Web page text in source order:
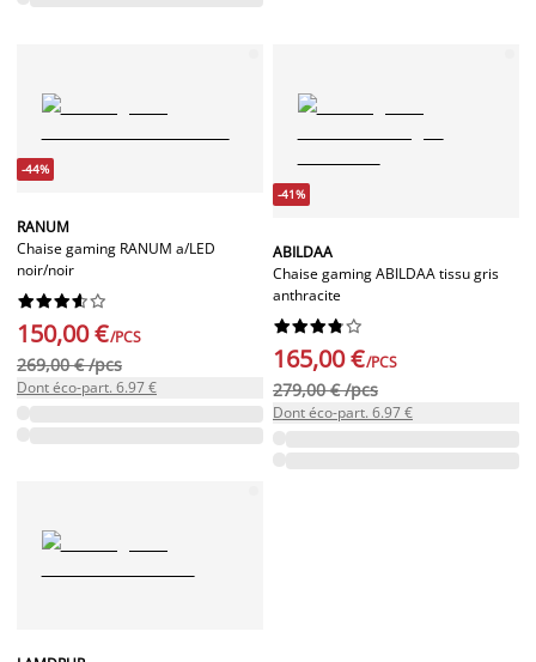
-44%
RANUM
Chaise gaming RANUM a/LED
noir/noir






150,00 €/PCS
269,00 € /pcs
Dont éco-part. 6.97 €
-41%
ABILDAA
Chaise gaming ABILDAA tissu gris
anthracite






165,00 €/PCS
279,00 € /pcs
Dont éco-part. 6.97 €